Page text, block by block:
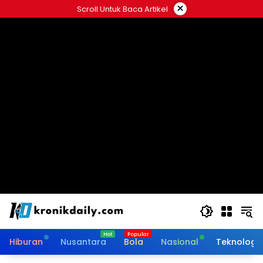
ke
Scroll Untuk Baca Artikel ×
Hiburan Nusantara Bola Nasional Teknologi